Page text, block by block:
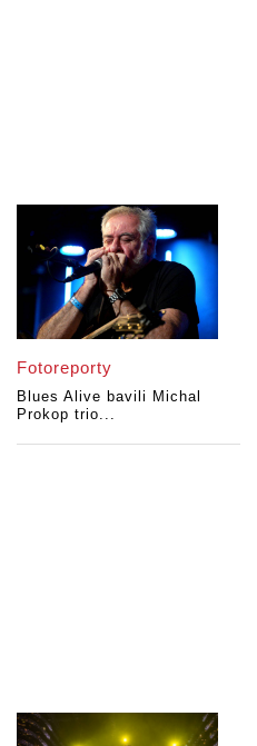
Fotoreporty
Blues Alive bavili Michal
Prokop trio...